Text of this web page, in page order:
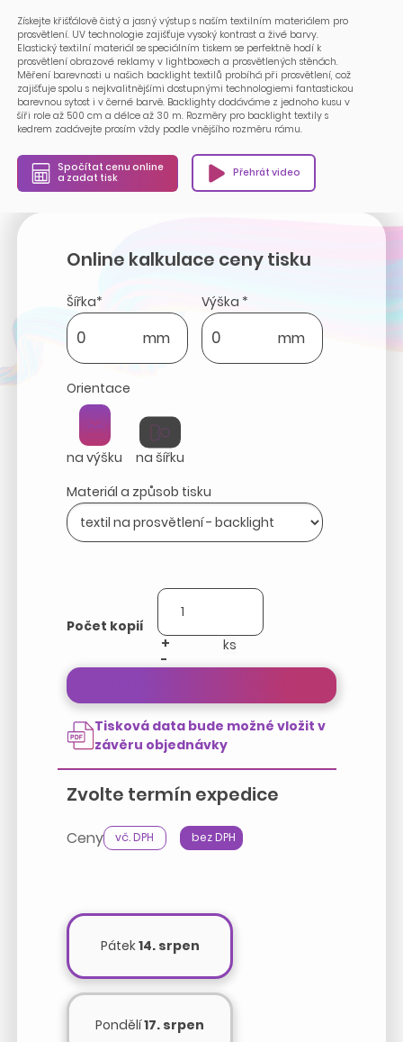
Získejte křišťálově čistý a jasný výstup s naším textilním materiálem pro
prosvětlení. UV technologie zajišťuje vysoký kontrast a živé barvy.
Elastický textilní materiál se speciálním tiskem se perfektně hodí k
prosvětlení obrazové reklamy v lightboxech a prosvětlených stěnách.
Měření barevnosti u našich backlight textilů probíhá při prosvětlení, což
zajišťuje spolu s nejkvalitnějšími dostupnými technologiemi fantastickou
barevnou sytost i v černé barvě. Backlighty dodáváme z jednoho kusu v
šíři role až 500 cm a délce až 30 m. Rozměry pro backlight textily s
kedrem zadávejte prosím vždy podle vnějšího rozměru rámu.
Spočítat cenu online
a zadat tisk
Přehrát video
Online kalkulace ceny tisku
Šířka*
mm
Výška *
mm
Orientace
na výšku
na šířku
Materiál a způsob tisku
Počet kopií
+
-
Tisková data bude možné vložit v
závěru objednávky
Zvolte termín expedice
Ceny vč. DPH bez DPH
Pátek14. srpen
Pondělí17. srpen